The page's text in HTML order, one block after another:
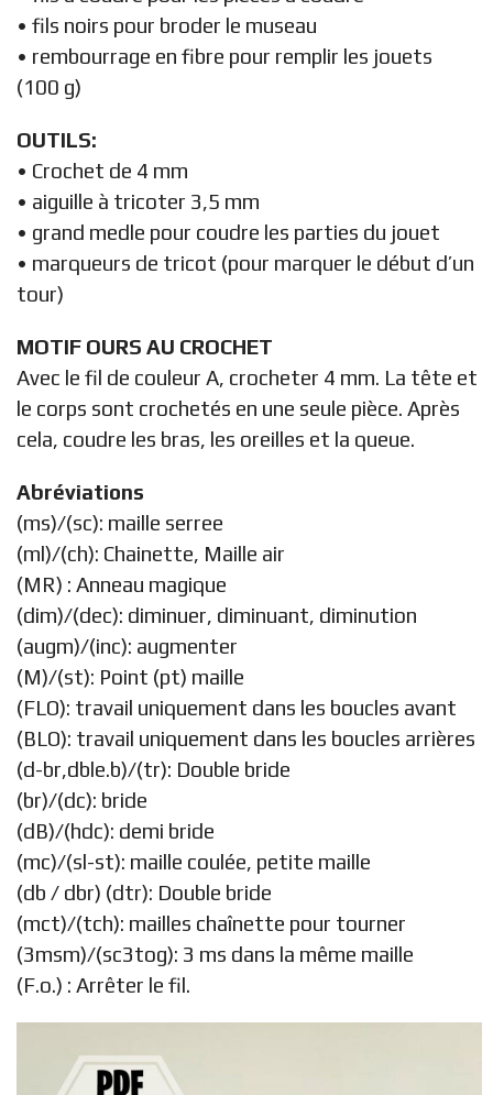
• fils noirs pour broder le museau
• rembourrage en fibre pour remplir les jouets
(100 g)
OUTILS:
• Crochet de 4 mm
• aiguille à tricoter 3,5 mm
• grand medle pour coudre les parties du jouet
• marqueurs de tricot (pour marquer le début d’un
tour)
MOTIF OURS AU CROCHET
Avec le fil de couleur A, crocheter 4 mm. La tête et
le corps sont crochetés en une seule pièce. Après
cela, coudre les bras, les oreilles et la queue.
Abréviations
(ms)/(sc): maille serree
(ml)/(ch): Chainette, Maille air
(MR) : Anneau magique
(dim)/(dec): diminuer, diminuant, diminution
(augm)/(inc): augmenter
(M)/(st): Point (pt) maille
(FLO): travail uniquement dans les boucles avant
(BLO): travail uniquement dans les boucles arrières
(d-br,dble.b)/(tr): Double bride
(br)/(dc): bride
(dB)/(hdc): demi bride
(mc)/(sl-st): maille coulée, petite maille
(db / dbr) (dtr): Double bride
(mct)/(tch): mailles chaînette pour tourner
(3msm)/(sc3tog): 3 ms dans la même maille
(F.o.) : Arrêter le fil.